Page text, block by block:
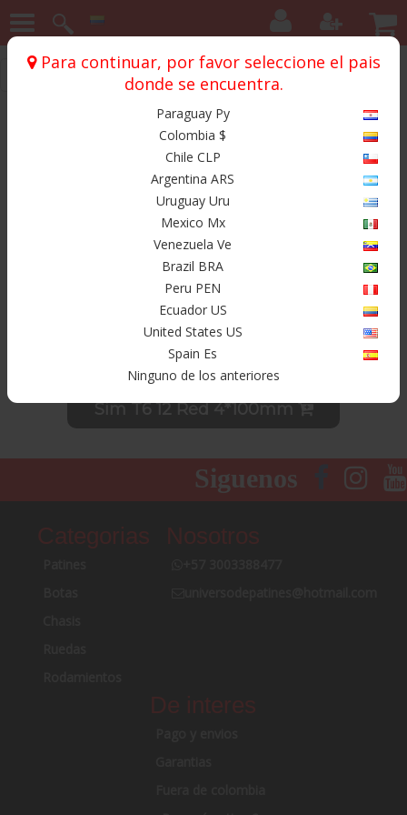
Inicio Chasis Simmons T6 12.0 Rojo 165/195
Productos
$ 1.200.000
Sim T6 12 Red 4*100mm
Siguenos
Categorias Nosotros
De interes
Para continuar, por favor seleccione el pais
donde se encuentra.
Paraguay Py
Colombia $
Chile CLP
Argentina ARS
Uruguay Uru
Mexico Mx
Venezuela Ve
Brazil BRA
Peru PEN
Ecuador US
United States US
Spain Es
Ninguno de los anteriores